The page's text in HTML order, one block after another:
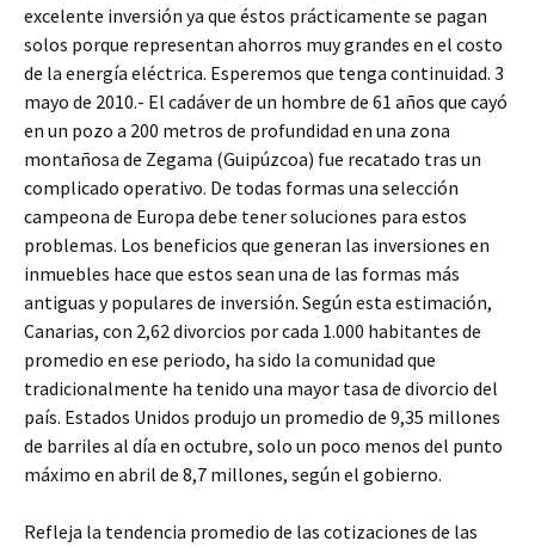
excelente inversión ya que éstos prácticamente se pagan
solos porque representan ahorros muy grandes en el costo
de la energía eléctrica. Esperemos que tenga continuidad. 3
mayo de 2010.- El cadáver de un hombre de 61 años que cayó
en un pozo a 200 metros de profundidad en una zona
montañosa de Zegama (Guipúzcoa) fue recatado tras un
complicado operativo. De todas formas una selección
campeona de Europa debe tener soluciones para estos
problemas. Los beneficios que generan las inversiones en
inmuebles hace que estos sean una de las formas más
antiguas y populares de inversión. Según esta estimación,
Canarias, con 2,62 divorcios por cada 1.000 habitantes de
promedio en ese periodo, ha sido la comunidad que
tradicionalmente ha tenido una mayor tasa de divorcio del
país. Estados Unidos produjo un promedio de 9,35 millones
de barriles al día en octubre, solo un poco menos del punto
máximo en abril de 8,7 millones, según el gobierno.
Refleja la tendencia promedio de las cotizaciones de las